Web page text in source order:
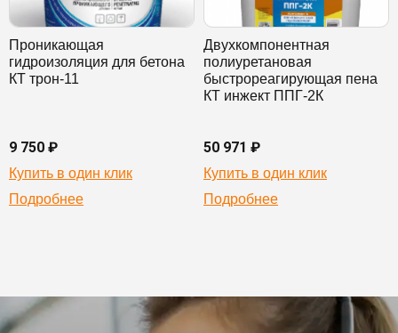
Проникающая
гидроизоляция для бетона
КТ трон-11
9 750 ₽
Купить в один клик
Подробнее
Двухкомпонентная
полиуретановая
быстрореагирующая пена
КТ инжект ППГ-2К
50 971 ₽
Купить в один клик
Подробнее